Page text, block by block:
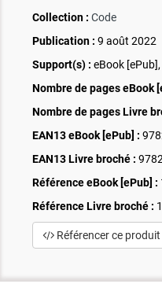
Collection : Code
Publication : 9 août 2022
Support(s) : eBook
Nombre de pages eBook
Nombre de pages Livre
EAN13 eBook [ePub] :
EAN13 Livre broché :
Référence eBook [ePub] :
Référence Livre broché :
Référencer ce